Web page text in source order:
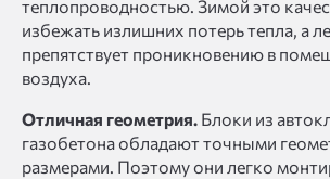
теплопроводностью. Зимой это
избежать излишних потерь тепла, а
препятствует проникновению в
воздуха.
Отличная геометрия. Блоки из
газобетона обладают точными
размерами. Поэтому они легко